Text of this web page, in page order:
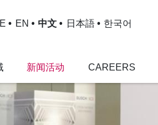
EN 中文 日本語 한국어
新闻活动 CAREERS